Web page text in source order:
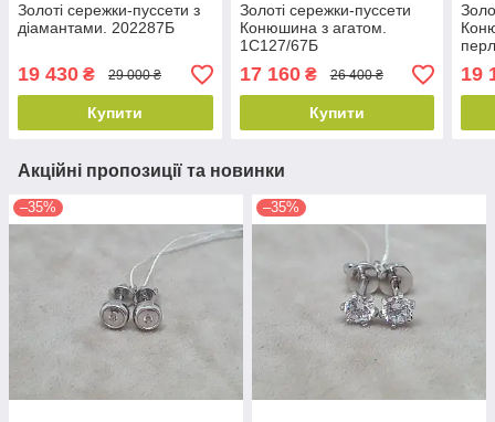
Золоті сережки-пуссети з
діамантами. 202287Б
19 430 ₴ 29 000 ₴
Купити
Золоті сережки-пуссети
Конюшина з агатом.
1С127/67Б
17 160₴ 26 400 ₴
Купити
19
Акційні пропозиції та новинки
–35% –35%